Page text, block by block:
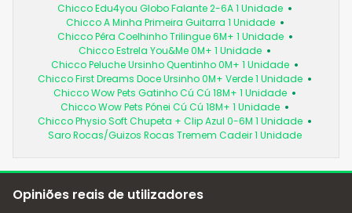
Chicco Edu4you Globo Falante 2-6A 1 Unidade
Chicco A Minha Primeira Guitarra 1 Unidade
Chicco Pêra Coelhinho Trilingue 6M+ 1 Unidade
Chicco Estrela You&Me 0M+ 1 Unidade
Chicco Peluche Ursinho Quentinho 0M+ 1 Unidade
Chicco First Dreams Doce Ursinho 0M+ Verde 1 Unidade
Chicco Wow Pets Gatinho Cú Cú 18M+ 1 Unidade
Chicco Wow Pets Pónei Cú Cú 18M+ 1 Unidade
Chicco Physio Soft Chupeta + Clip Azul 0-6M 1 Unidade
Saro Rocas/Guizos Rocas Tremem Cadeir 1 Unidade
Opiniões reais de utilizadores